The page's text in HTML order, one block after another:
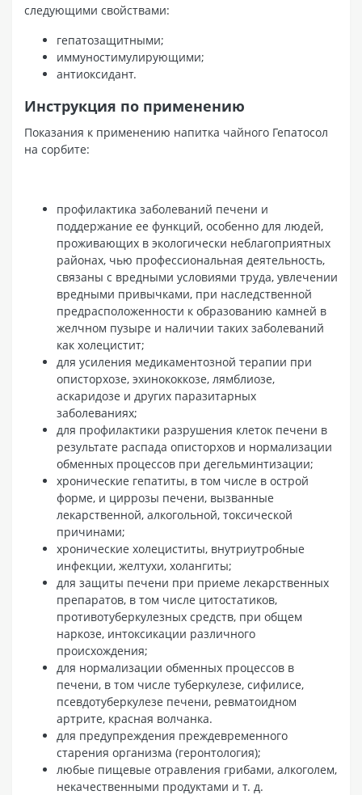
следующими свойствами:
гепатозащитными;
иммуностимулирующими;
антиоксидант.
Инструкция по применению
Показания к применению напитка чайного Гепатосол
на сорбите:
профилактика заболеваний печени и
поддержание ее функций, особенно для людей,
проживающих в экологически неблагоприятных
районах, чью профессиональная деятельность,
связаны с вредными условиями труда, увлечении
вредными привычками, при наследственной
предрасположенности к образованию камней в
желчном пузыре и наличии таких заболеваний
как холецистит;
для усиления медикаментозной терапии при
описторхозе, эхинококкозе, лямблиозе,
аскаридозе и других паразитарных
заболеваниях;
для профилактики разрушения клеток печени в
результате распада описторхов и нормализации
обменных процессов при дегельминтизации;
хронические гепатиты, в том числе в острой
форме, и циррозы печени, вызванные
лекарственной, алкогольной, токсической
причинами;
хронические холециститы, внутриутробные
инфекции, желтухи, холангиты;
для защиты печени при приеме лекарственных
препаратов, в том числе цитостатиков,
противотуберкулезных средств, при общем
наркозе, интоксикации различного
происхождения;
для нормализации обменных процессов в
печени, в том числе туберкулезе, сифилисе,
псевдотуберкулезе печени, ревматоидном
артрите, красная волчанка.
для предупреждения преждевременного
старения организма (геронтология);
любые пищевые отравления грибами, алкоголем,
некачественными продуктами и т. д.